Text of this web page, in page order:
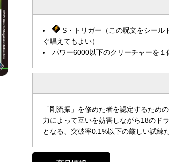
S・トリガー（この呪文をシール
ぐ唱えてもよい）
パワー6000以下のクリーチャーを１
「剛流振」を修めた者を認定するため
力によって互いを妨害しながら18のド
となる、突破率0.1%以下の厳しい試練だ